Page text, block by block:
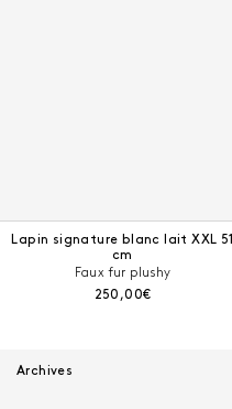
Lapin signature blanc lait XXL 51
cm
Faux fur plushy
Prix courant :
250,00€
Archives